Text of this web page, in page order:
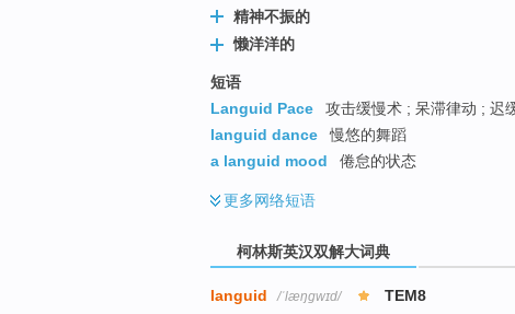
精神不振的
懒洋洋的
短语
Languid Pace
攻击缓慢术 ; 呆滞律动 ; 迟
languid dance
慢悠的舞蹈
a languid mood
倦怠的状态
更多网络短语
柯林斯英汉双解大词典
languid /ˈlæŋɡwɪd/ TEM8